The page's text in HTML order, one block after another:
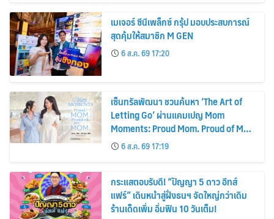
เมเจอร์ ซีนีเพล็กซ์ กรุ้ป มอบประสบการณ์
สุดคุ้มให้สมาชิก M GEN
6 ส.ค. 69 17:20
เซ็นทรัลพัฒนา ชวนค้นหา ‘The Art of
Letting Go’ ผ่านแคมเปญ Mom
Moments: Proud Mom. Proud of My
Mom.6 ส.ค. 69 17:19
กระแสตอบรับดี! “ปัญญา 5 ดาว อีทส์
แฟร์” เดินหน้าสู่ฝั่งธนฯ จัดใหญ่กว่าเดิม
ร้านเด็ดเพิ่ม อิ่มฟิน 10 วันเต็ม!